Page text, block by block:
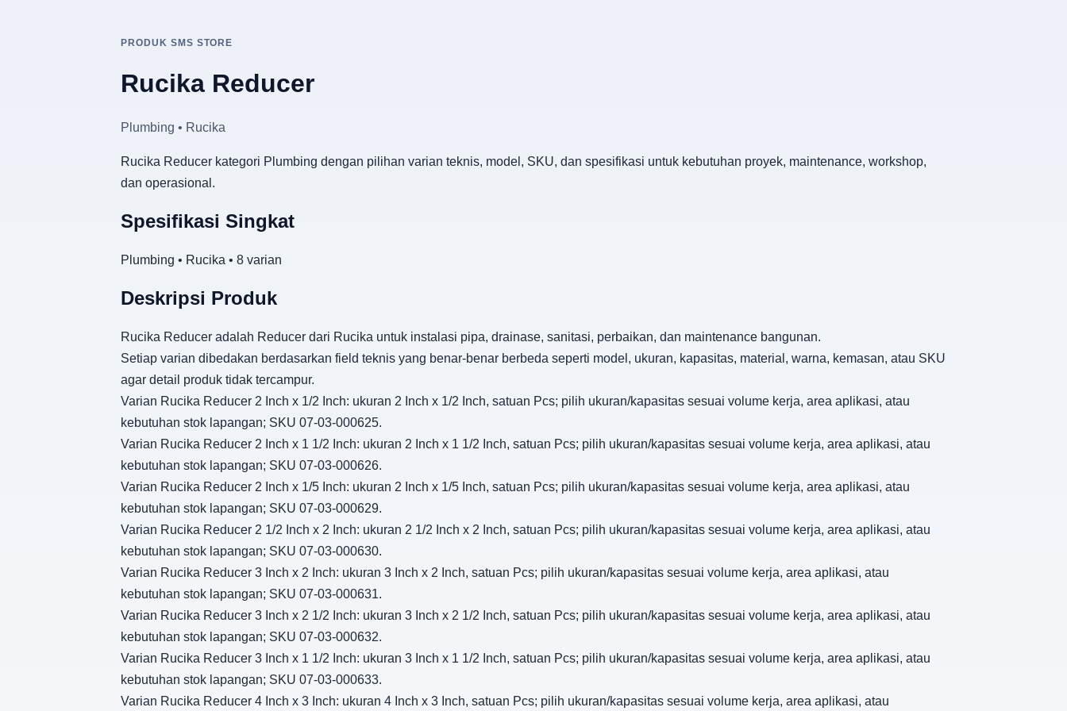
PRODUK SMS STORE
Rucika Reducer
Plumbing • Rucika
Rucika Reducer kategori Plumbing dengan pilihan varian teknis, model, SKU, dan spesifikasi untuk kebutuhan proyek, maintenance, workshop,
dan operasional.
Spesifikasi Singkat
Plumbing • Rucika • 8 varian
Deskripsi Produk
Rucika Reducer adalah Reducer dari Rucika untuk instalasi pipa, drainase, sanitasi, perbaikan, dan maintenance bangunan.
Setiap varian dibedakan berdasarkan field teknis yang benar-benar berbeda seperti model, ukuran, kapasitas, material, warna, kemasan, atau SKU
agar detail produk tidak tercampur.
Varian Rucika Reducer 2 Inch x 1/2 Inch: ukuran 2 Inch x 1/2 Inch, satuan Pcs; pilih ukuran/kapasitas sesuai volume kerja, area aplikasi, atau
kebutuhan stok lapangan; SKU 07-03-000625.
Varian Rucika Reducer 2 Inch x 1 1/2 Inch: ukuran 2 Inch x 1 1/2 Inch, satuan Pcs; pilih ukuran/kapasitas sesuai volume kerja, area aplikasi, atau
kebutuhan stok lapangan; SKU 07-03-000626.
Varian Rucika Reducer 2 Inch x 1/5 Inch: ukuran 2 Inch x 1/5 Inch, satuan Pcs; pilih ukuran/kapasitas sesuai volume kerja, area aplikasi, atau
kebutuhan stok lapangan; SKU 07-03-000629.
Varian Rucika Reducer 2 1/2 Inch x 2 Inch: ukuran 2 1/2 Inch x 2 Inch, satuan Pcs; pilih ukuran/kapasitas sesuai volume kerja, area aplikasi, atau
kebutuhan stok lapangan; SKU 07-03-000630.
Varian Rucika Reducer 3 Inch x 2 Inch: ukuran 3 Inch x 2 Inch, satuan Pcs; pilih ukuran/kapasitas sesuai volume kerja, area aplikasi, atau
kebutuhan stok lapangan; SKU 07-03-000631.
Varian Rucika Reducer 3 Inch x 2 1/2 Inch: ukuran 3 Inch x 2 1/2 Inch, satuan Pcs; pilih ukuran/kapasitas sesuai volume kerja, area aplikasi, atau
kebutuhan stok lapangan; SKU 07-03-000632.
Varian Rucika Reducer 3 Inch x 1 1/2 Inch: ukuran 3 Inch x 1 1/2 Inch, satuan Pcs; pilih ukuran/kapasitas sesuai volume kerja, area aplikasi, atau
kebutuhan stok lapangan; SKU 07-03-000633.
Varian Rucika Reducer 4 Inch x 3 Inch: ukuran 4 Inch x 3 Inch, satuan Pcs; pilih ukuran/kapasitas sesuai volume kerja, area aplikasi, atau